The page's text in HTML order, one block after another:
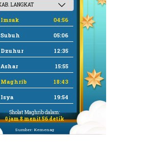
Imsak 04:56
Subuh 05:06
Dzuhur 12:35
Ashar 15:55
Maghrib 18:43
Isya 19:54
Sholat Maghrib dalam:
0 jam 8 menit 56 detik
Sumber: Kemenag